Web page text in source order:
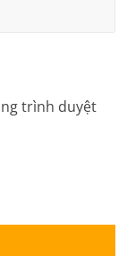
trình duyệt